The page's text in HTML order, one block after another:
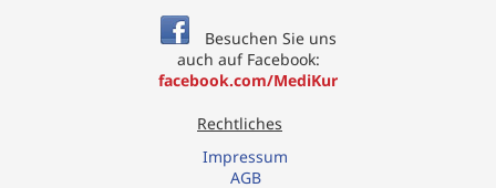
Besuchen Sie uns
auch auf Facebook:
facebook.com/MediKur
Rechtliches
Impressum
AGB